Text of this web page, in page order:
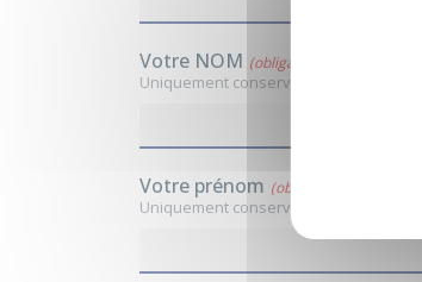
Votre NOM (obligatoire)
Uniquement conservé le temps du
Votre prénom (obligatoire)
Uniquement conservé le temps du